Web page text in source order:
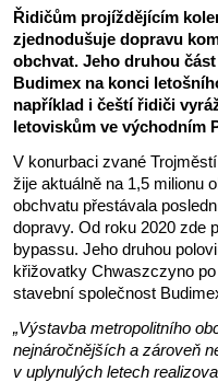
Řidičům projíždějícím
zjednodušuje dopravu
obchvat. Jeho druhou
Budimex na konci
například i čeští řidiči
letoviskům ve východním
V konurbaci zvané
žije aktuálně na 1,5 milionu
obchvatu přestávala
dopravy. Od roku 2020 zde
bypassu. Jeho druhou
křižovatky Chwaszczyno
stavební společnost
„Výstavba metropolitního
nejnáročnějších a zároveň
v uplynulých letech